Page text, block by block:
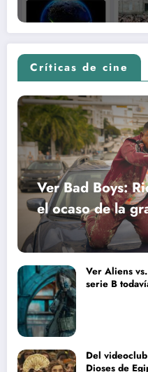
Críticas de cine
Ver Bad Boys:
el ocaso de la
Ver Aliens
serie B
Del
Dioses de